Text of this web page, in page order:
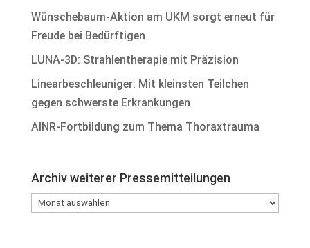
Wünschebaum-Aktion am UKM sorgt erneut für
Freude bei Bedürftigen
LUNA-3D: Strahlentherapie mit Präzision
Linearbeschleuniger: Mit kleinsten Teilchen
gegen schwerste Erkrankungen
AINR-Fortbildung zum Thema Thoraxtrauma
Archiv weiterer Pressemitteilungen
Archiv